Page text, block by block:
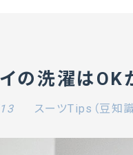
の洗濯はOK
スーツTips（豆知識